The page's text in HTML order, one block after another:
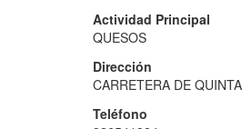
Actividad Principal
QUESOS
Dirección
CARRETERA DE
Teléfono